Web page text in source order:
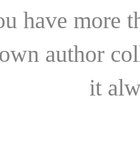
have more
author
it